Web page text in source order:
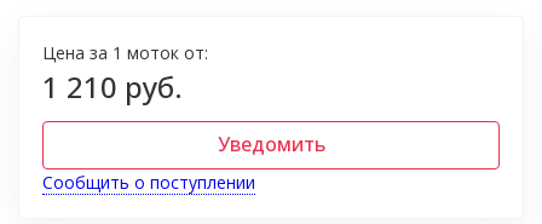
Цена за 1 моток от:
1 210 руб.
Уведомить
Сообщить о поступлении